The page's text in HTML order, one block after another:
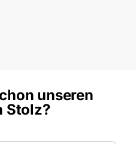
unseren
Stolz?